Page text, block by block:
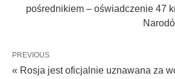
pośrednikiem – oświadczenie 47
PREVIOUS
« Rosja jest oficjalnie uznawana za